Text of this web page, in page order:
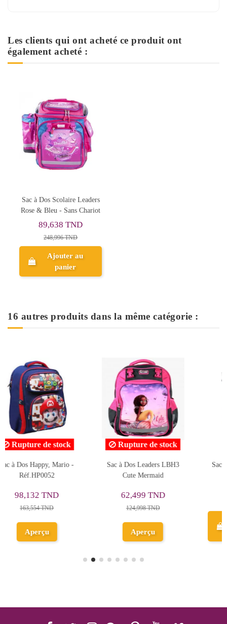
Les clients qui ont acheté ce produit ont
également acheté :
Sac à Dos Scolaire Leaders
Rose & Bleu - Sans Chariot
89,638 TND
248,996 TND
Ajouter au
panier
16 autres produits dans la même catégorie :
Sac à Dos Japonais - Cool
Sac à Dos Ecolier 3D - HB